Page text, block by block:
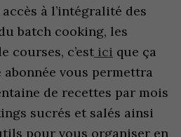
à l’intégralité des
batch cooking, les
courses, c’est ici que ça
abonnée vous permettra
de recettes par mois
sucrés et salés ainsi
pour vous organiser en